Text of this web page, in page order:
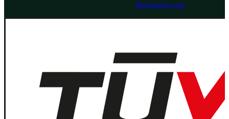
MM Integrity Line